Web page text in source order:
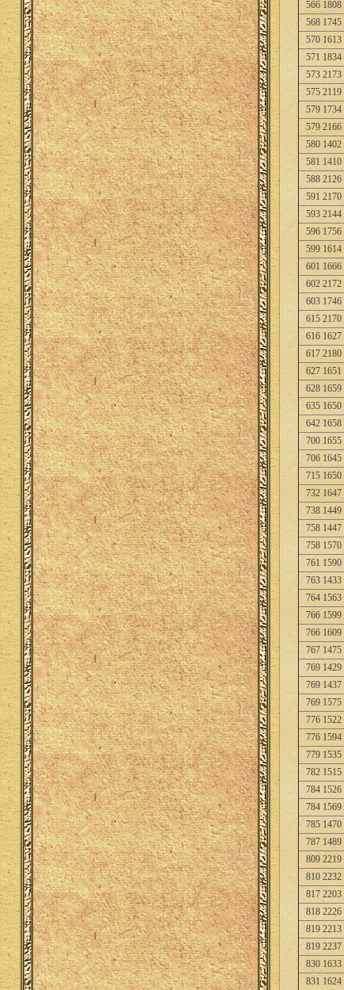
566 1808
568 1745
570 1613
571 1834
573 2173
575 2119
579 1734
579 2166
580 1402
581 1410
588 2126
591 2170
593 2144
596 1756
599 1614
601 1666
602 2172
603 1746
615 2170
616 1627
617 2180
627 1651
628 1659
635 1650
642 1658
700 1655
706 1645
715 1650
732 1647
738 1449
758 1447
758 1570
761 1590
763 1433
764 1563
766 1599
766 1609
767 1475
769 1429
769 1437
769 1575
776 1522
776 1594
779 1535
782 1515
784 1526
784 1569
785 1470
787 1489
809 2219
810 2232
817 2203
818 2226
819 2213
819 2237
830 1633
831 1624